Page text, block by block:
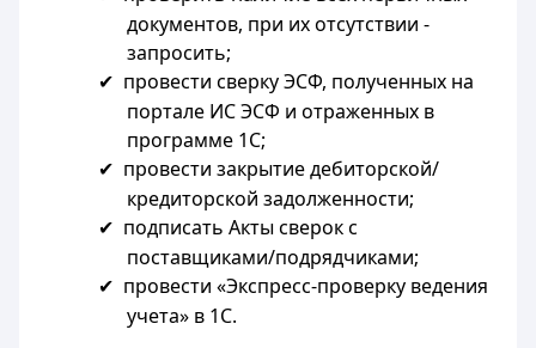
документов, при их отсутствии -
запросить;
✔ провести сверку ЭСФ, полученных на
портале ИС ЭСФ и отраженных в
программе 1С;
✔ провести закрытие дебиторской/
кредиторской задолженности;
✔ подписать Акты сверок с
поставщиками/подрядчиками;
✔ провести «Экспресс-проверку ведения
учета» в 1С.